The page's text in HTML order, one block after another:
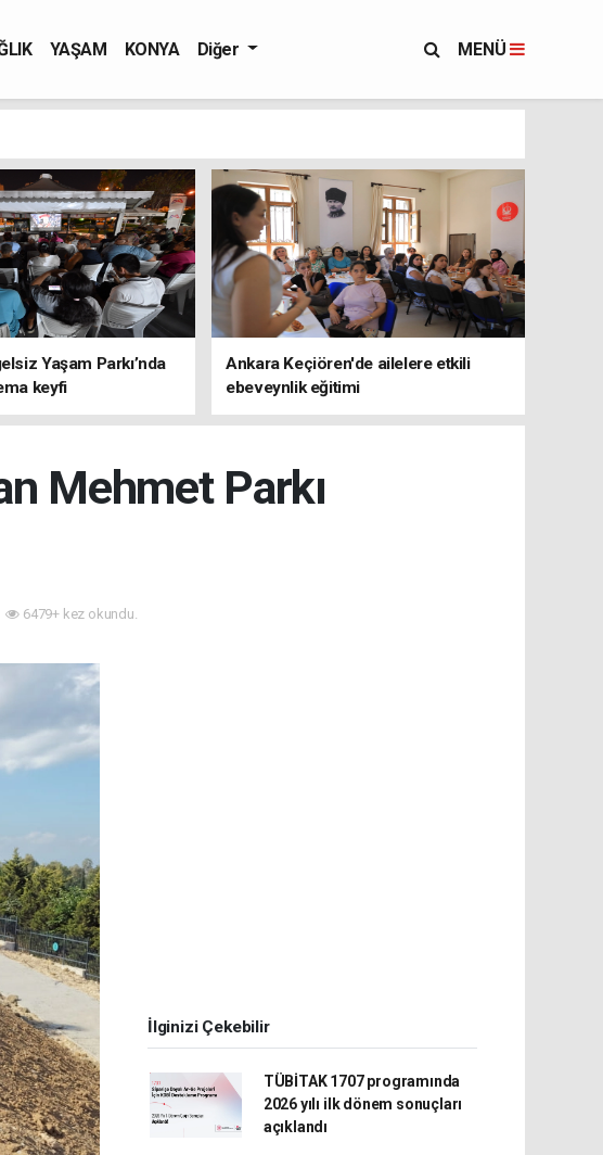
YAŞAM KONYA Diğer MENÜ
Yaşam Parkı’nda
keyfi
Ankara Keçiören'de ailelere etkili
ebeveynlik eğitimi
Mehmet Parkı
6479+ kez okundu.
İlginizi Çekebilir
TÜBİTAK 1707 programında
2026 yılı ilk dönem sonuçları
açıklandı